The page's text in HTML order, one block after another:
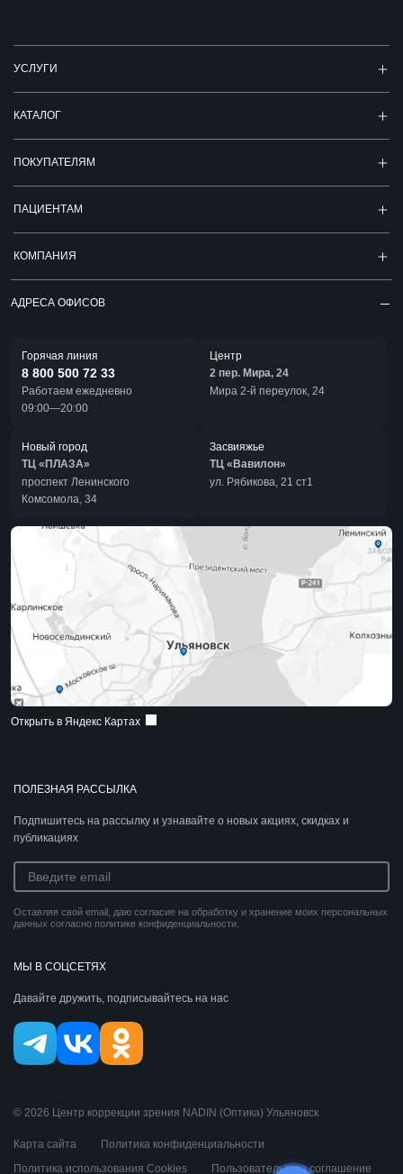
ПОЛЕЗНАЯ РАССЫЛКА
Подпишитесь на рассылку и узнавайте о новых акциях, скидках и
публикациях
Оставляя свой email, даю согласие на обработку и хранение моих персональных
данных согласно политике конфиденциальности.
МЫ В СОЦСЕТЯХ
Давайте дружить, подписывайтесь на нас
УСЛУГИ
КАТАЛОГ
ПОКУПАТЕЛЯМ
ПАЦИЕНТАМ
КОМПАНИЯ
АДРЕСА ОФИСОВ
Горячая линия
8 800 500 72 33
Работаем ежедневно
09:00—20:00
Центр
2 пер. Мира, 24
Мира 2-й переулок, 24
Новый город
ТЦ «ПЛАЗА»
проспект Ленинского
Комсомола, 34
Засвияжье
ТЦ «Вавилон»
ул. Рябикова, 21 ст1
Открыть в Яндекс Картах
© 2026 Центр коррекции зрения NADIN (Оптика) Ульяновск
Карта сайта
Политика конфиденциальности
Политика использования Cookies
Пользовательское соглашение